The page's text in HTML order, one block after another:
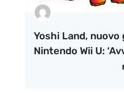
Yoshi Land, nuovo
Nintendo Wii U: